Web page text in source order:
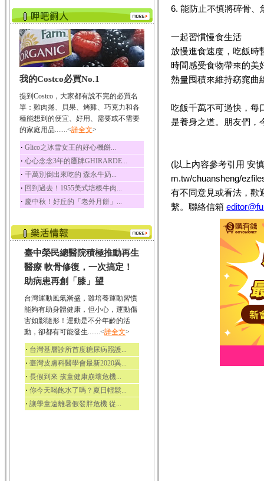
酸、迷迭香酸、植物...
咖啡
咖啡中的咖啡因會刺激
中樞神經系統，特別...
椰子
椰子含有糖類、脂肪、
荔枝
荔枝性質溫和所含的營
養素有醣類、檸檬酸...
五味子
五味子性質溫熱所含營
養成分有揮發油、檸...
草魚
草魚含有維生素A、維生
素C、及豐富的蛋白...
我的Costco必買No.1
提到Costco，大家都有說不完的必買名
單：雞肉捲、貝果、烤雞、巧克力和各
種能想到的便宜、好用、需要或不需要
的家庭用品.......<詳全文>
‧ Glico之冰雪女王的好心機餅...
‧ 心心念念3年的鷹牌GHIRARDE...
‧ 千萬別倒出來吃的 森永牛奶...
‧ 回到過去！1955美式培根牛肉...
‧ 慶中秋！好丘的「老外月餅」...
臺中榮民總醫院積極推動再生
醫療 軟骨修復，一次搞定！
助病患再創「膝」望
台灣運動風氣漸盛，雖培養運動習慣
能夠有助身體健康，但小心，運動傷
害如影隨形！運動是不分年齡的活
動，卻都有可能發生.......<詳全文>
‧ 台灣基層診所首度糖尿病照護...
‧ 臺灣皮膚科醫學會最新2020異...
‧ 長假到來 孩童健康崩壞危機...
‧ 你今天喝飽水了嗎？夏日輕鬆...
‧ 讓學童遠離暑假發胖危機 從...
6. 能防止不慎將碎骨、
一起習慣慢食生活
放慢進食速度，吃飯時
時間感受食物帶來的美
熱量囤積來維持窈窕曲
吃飯千萬不可過快，每
是養身之道。朋友們，
(以上內容參考引用 安
m.tw/chuansheng/
有不同意見或看法，歡
繫。聯絡信箱